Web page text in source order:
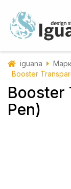
iguana
Booster
Booster
Pen)